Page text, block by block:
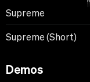
Supreme
Supreme (Short)
Demos